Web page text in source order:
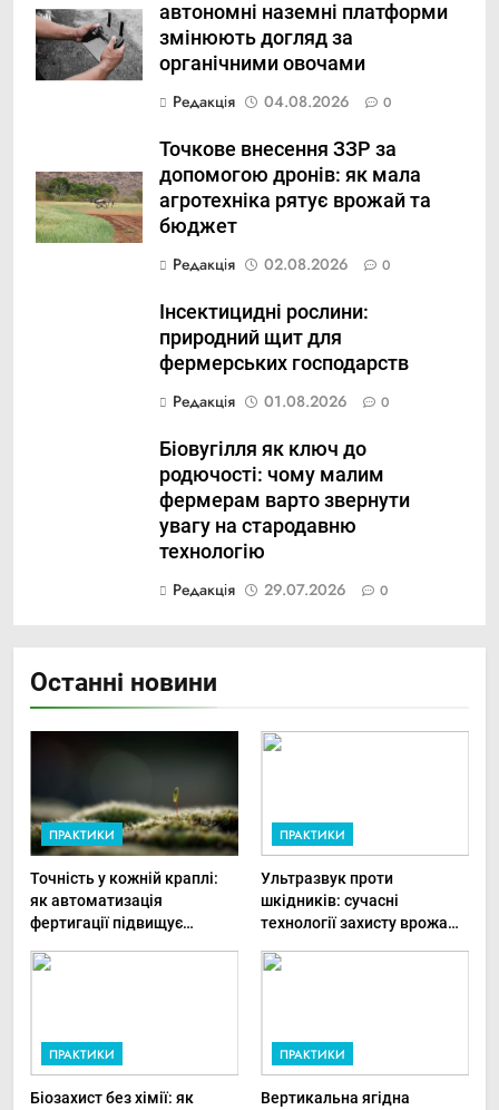
автономні наземні платформи
змінюють догляд за
органічними овочами
Редакція
04.08.2026 0
Точкове внесення ЗЗР за
допомогою дронів: як мала
агротехніка рятує врожай та
бюджет
Редакція
02.08.2026 0
Інсектицидні рослини:
природний щит для
фермерських господарств
Редакція
01.08.2026 0
Біовугілля як ключ до
родючості: чому малим
фермерам варто звернути
увагу на стародавню
технологію
Редакція
29.07.2026 0
Останні новини
ПРАКТИКИ
Точність у кожній краплі:
як автоматизація
фертигації підвищує
ПРАКТИКИ
Ультразвук проти
шкідників: сучасні
технології захисту врожаю
ПРАКТИКИ
Біозахист без хімії: як
ПРАКТИКИ
Вертикальна ягідна